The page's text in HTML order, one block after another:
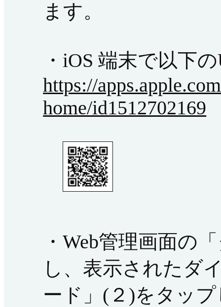
ます。
・iOS 端末で以下
https://
home/id1512702169
・Web管理画面の
し、表示されたダ
ード」(２)をタッ